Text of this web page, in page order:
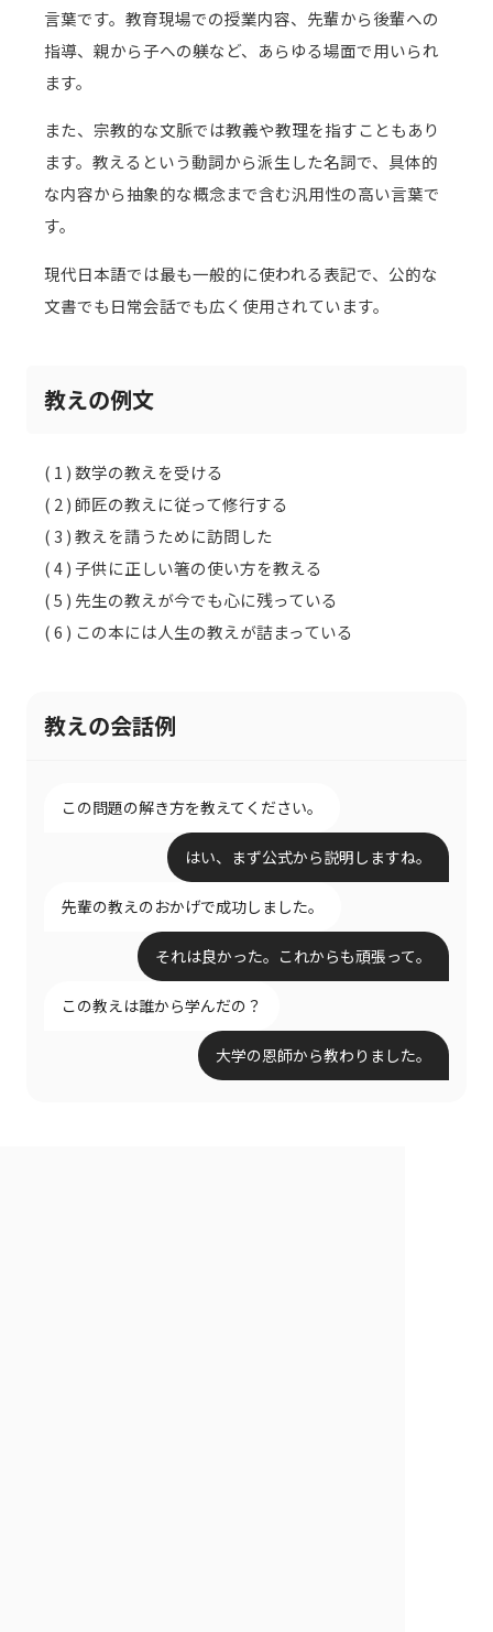
言葉です。教育現場での授業内容、先輩から後輩への
指導、親から子への躾など、あらゆる場面で用いられ
ます。
また、宗教的な文脈では教義や教理を指すこともあり
ます。教えるという動詞から派生した名詞で、具体的
な内容から抽象的な概念まで含む汎用性の高い言葉で
す。
現代日本語では最も一般的に使われる表記で、公的な
文書でも日常会話でも広く使用されています。
教えの例文
( 1 ) 数学の教えを受ける
( 2 ) 師匠の教えに従って修行する
( 3 ) 教えを請うために訪問した
( 4 ) 子供に正しい箸の使い方を教える
( 5 ) 先生の教えが今でも心に残っている
( 6 ) この本には人生の教えが詰まっている
教えの会話例
この問題の解き方を教えてください。
はい、まず公式から説明しますね。
先輩の教えのおかげで成功しました。
それは良かった。これからも頑張って。
この教えは誰から学んだの？
大学の恩師から教わりました。